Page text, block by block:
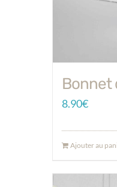
Bonnet
8.90€
Ajouter au